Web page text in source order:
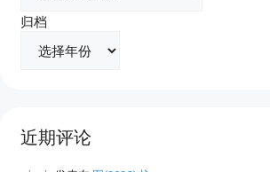
归档
近期评论